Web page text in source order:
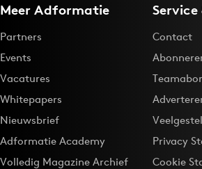
Meer Adformatie
Partners
Events
Vacatures
Whitepapers
Nieuwsbrief
Adformatie Academy
Volledig Magazine Archief
Contact
Privacy
Cookie